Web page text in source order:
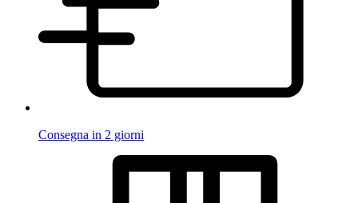
Consegna in 2 giorni